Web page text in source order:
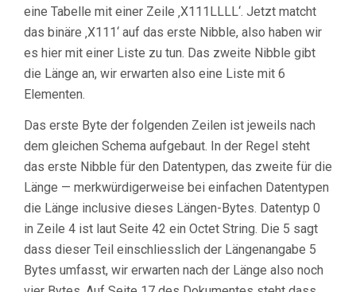
eine Tabelle mit einer Zeile ‚X111LLLL‘. Jetzt matcht
das binäre ‚X111‘ auf das erste Nibble, also haben wir
es hier mit einer Liste zu tun. Das zweite Nibble gibt
die Länge an, wir erwarten also eine Liste mit 6
Elementen.
Das erste Byte der folgenden Zeilen ist jeweils nach
dem gleichen Schema aufgebaut. In der Regel steht
das erste Nibble für den Datentypen, das zweite für die
Länge — merkwürdigerweise bei einfachen Datentypen
die Länge inclusive dieses Längen-Bytes. Datentyp 0
in Zeile 4 ist laut Seite 42 ein Octet String. Die 5 sagt
dass dieser Teil einschliesslich der Längenangabe 5
Bytes umfasst, wir erwarten nach der Länge also noch